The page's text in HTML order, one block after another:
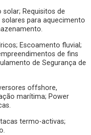
Requisitos de
para aquecimento
Escoamento fluvial;
de fins
de Segurança de
offshore,
marítima; Power
termo-activas;